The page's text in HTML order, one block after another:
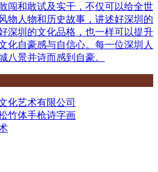
闯和敢试及实干，不仅可以给全世
物人物和历史故事，讲述好深圳的
深圳的文化品格，也一样可以提升
化自豪感与自信心。每一位深圳人
八景并诗而感到自豪。
化艺术有限公司
竹体手枪诗字画